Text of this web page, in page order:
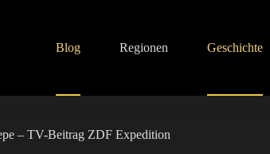
Blog Regionen Geschichte
– TV-Beitrag ZDF Expedition